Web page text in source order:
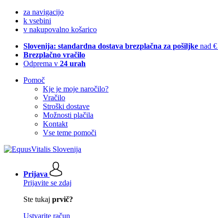
za navigacijo
k vsebini
v nakupovalno košarico
Slovenija: standardna dostava brezplačna za pošiljke nad
Brezplačno vračilo
Odprema v 24 urah
Pomoč
Kje je moje naročilo?
Vračilo
Stroški dostave
Možnosti plačila
Kontakt
Vse teme pomoči
Prijava
Prijavite se zdaj
Ste tukaj prvič?
Ustvarite račun